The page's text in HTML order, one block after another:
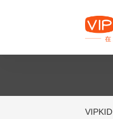
VIPKID